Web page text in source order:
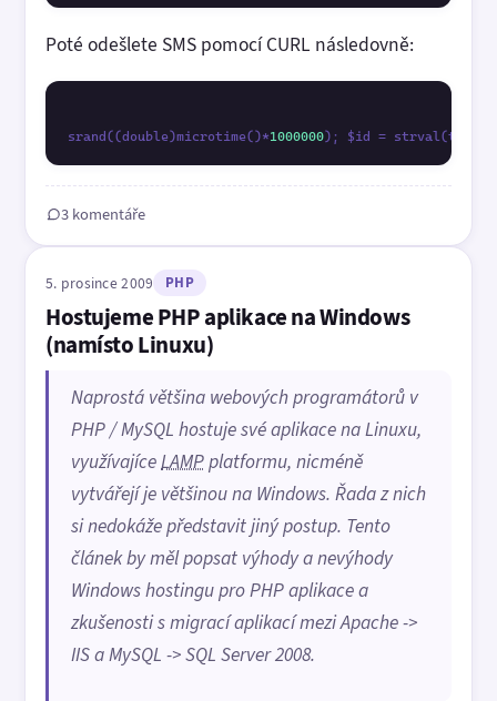
Poté odešlete SMS pomocí CURL následovně:
srand((double)microtime()*1000000); $id =
3 komentáře
5. prosince 2009 PHP
Hostujeme PHP aplikace na Windows
(namísto Linuxu)
Naprostá většina webových programátorů v
PHP / MySQL hostuje své aplikace na Linuxu,
využívajíceLAMPplatformu, nicméně
vytvářejí je většinou na Windows. Řada z nich
si nedokáže představit jiný postup. Tento
článek by měl popsat výhody a nevýhody
Windows hostingu pro PHP aplikace a
zkušenosti s migrací aplikací mezi Apache ->
IIS a MySQL -> SQL Server 2008.